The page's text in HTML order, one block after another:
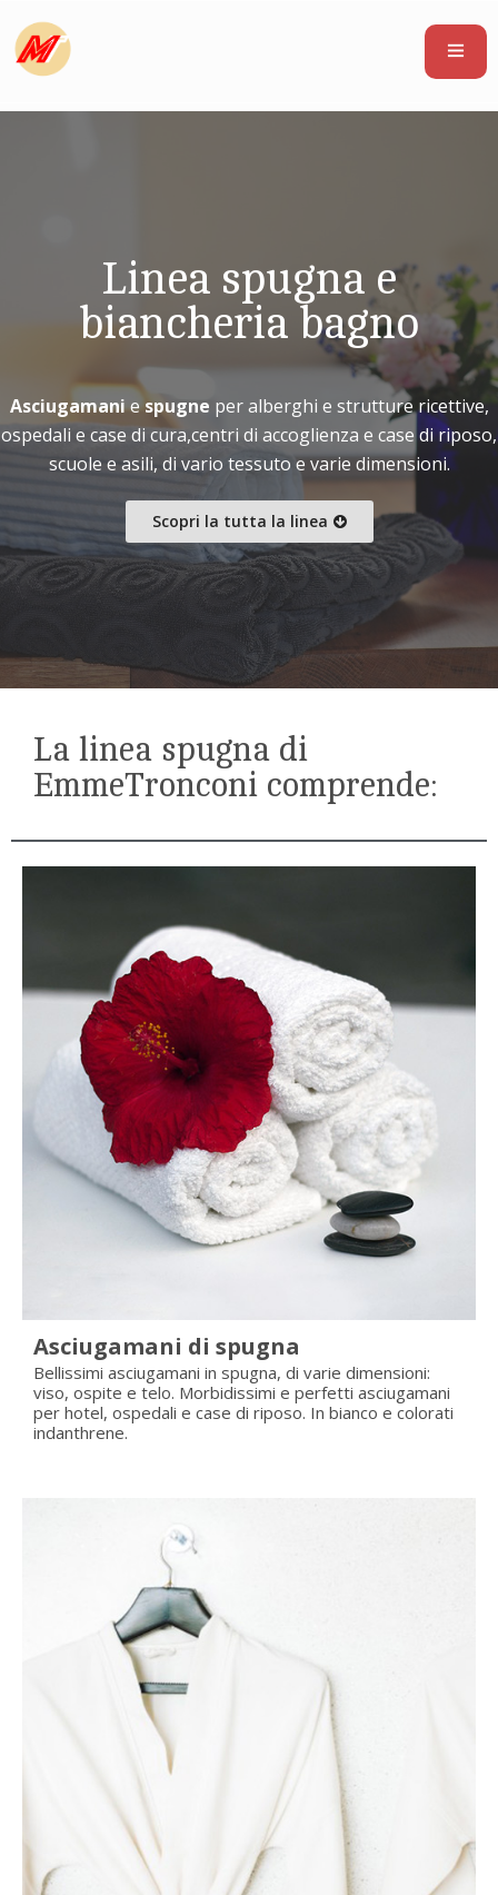
Linea spugna e
biancheria bagno
Asciugamaniespugne per alberghi e strutture ricettive,
ospedali e case di cura,centri di accoglienza e case di riposo,
scuole e asili, di vario tessuto e varie dimensioni.
Scopri la tutta la linea
La linea spugna di
EmmeTronconi comprende:
Asciugamani di spugna
Bellissimi asciugamani in spugna, di varie dimensioni:
viso, ospite e telo. Morbidissimi e perfetti asciugamani
per hotel, ospedali e case di riposo. In bianco e colorati
indanthrene.